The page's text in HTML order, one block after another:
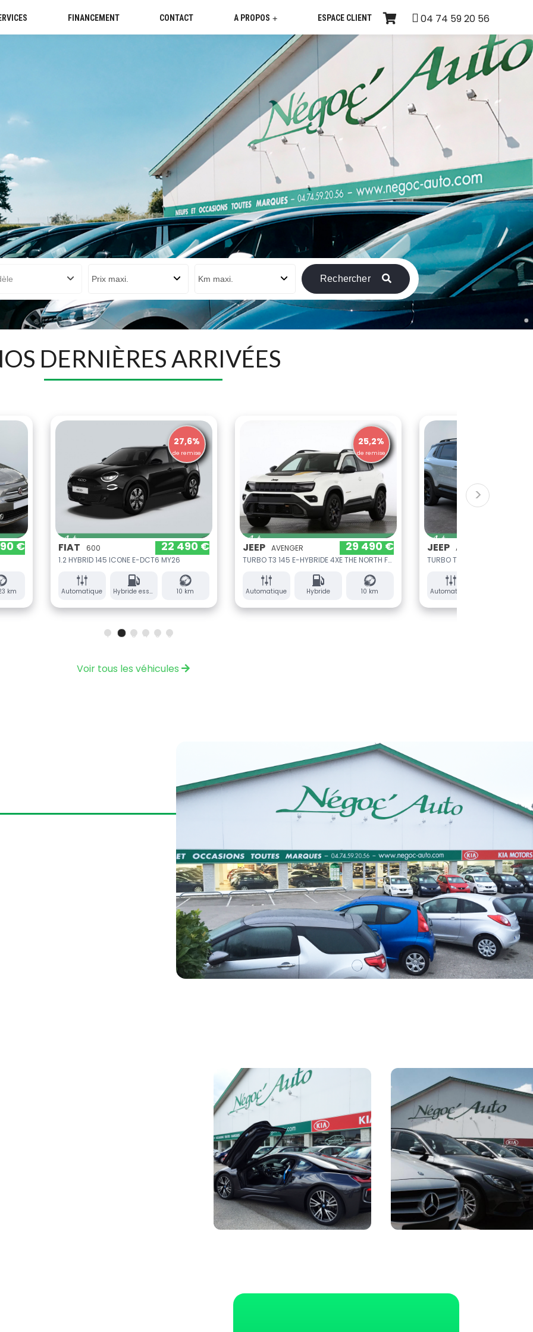
FINANCEMENT CONTACT +
A PROPOS ESPACE CLIENT 04 74 59 20 56
Rechercher
DERNIÈRES ARRIVÉES
22 490 €
145 ICONE E-DCT6 MY26
10 km
JEEP AVENGER 29 490 €
TURBO T3 145 E-HYBRIDE 4XE THE NORTH FACE BVR
Automatique 10 km
26,6%
de remise
JEEP AVENGER 29 890 €
Automatique 10 km
>
1 2 3 4 5 6
Voir tous les véhicules